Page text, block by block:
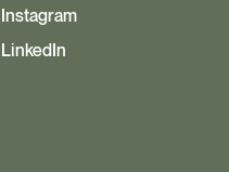
Instagram
LinkedIn